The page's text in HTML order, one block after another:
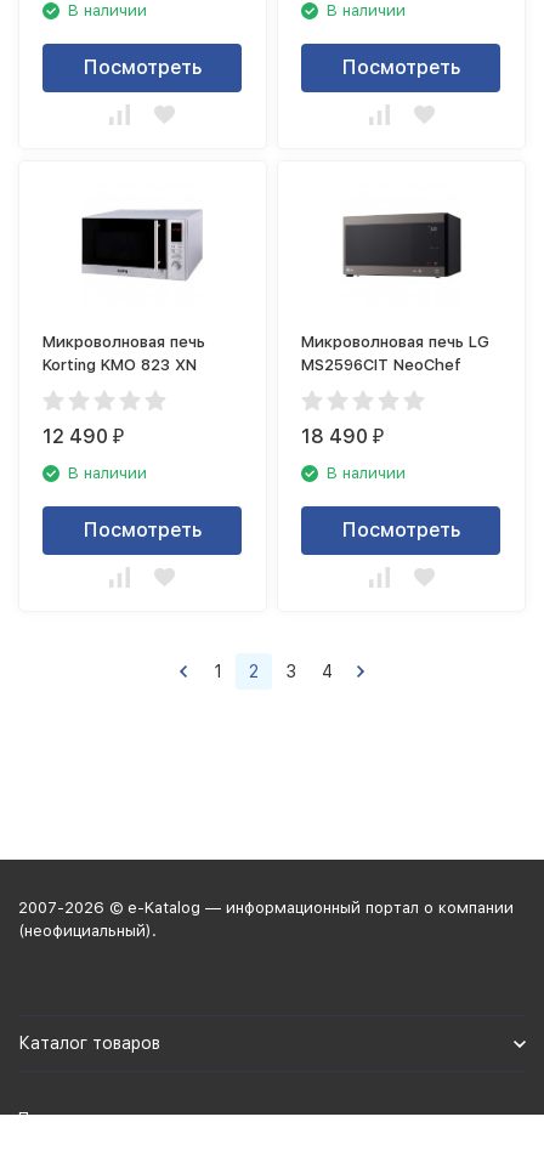
В наличии
Посмотреть
В наличии
Посмотреть
Микроволновая печь
Korting KMO 823 XN
12 490₽
В наличии
Посмотреть
Микроволновая печь LG
MS2596CIT NeoChef
18 490₽
В наличии
Посмотреть
1 2 3 4
2007-2026 © e-Katalog — информационный портал о компании
(неофициальный).
Каталог товаров
Политика персональных данных